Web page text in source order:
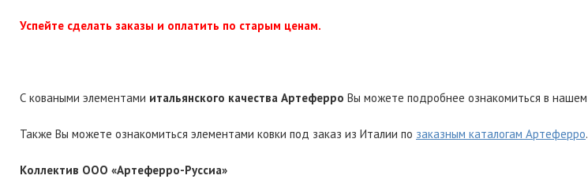
Успейте сделать заказы и оплатить по старым ценам.
С коваными элементами итальянского качества Артеферро Вы можете подробнее ознакомиться в нашем
Также Вы можете ознакомиться элементами ковки под заказ из Италии по заказным каталогам Артеферро.
Коллектив ООО «Артеферро-Руссиа»